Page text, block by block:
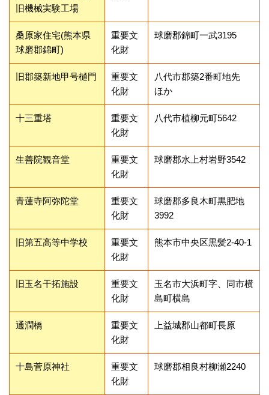
旧機械実験工場
桑原家住宅(熊本県
球磨郡錦町)
重要文
化財
球磨郡錦町一武3195
旧郡築新地甲号樋門
重要文
化財
八代市郡築2番町地先
ほか
十三重塔
重要文
化財
八代市植柳元町5642
生善院観音堂
重要文
化財
球磨郡水上村岩野3542
青蓮寺阿弥陀堂
重要文
化財
球磨郡多良木町黒肥地
3992
旧第五高等中学校
重要文
化財
熊本市中央区黒髪2-40-1
旧玉名干拓施設
重要文
化財
玉名市大浜町字、同市横
島町横島
通潤橋
重要文
化財
上益城郡山都町長原
十島菅原神社
重要文
化財
球磨郡相良村柳瀬2240